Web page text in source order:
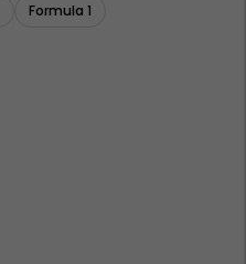
Formula 1